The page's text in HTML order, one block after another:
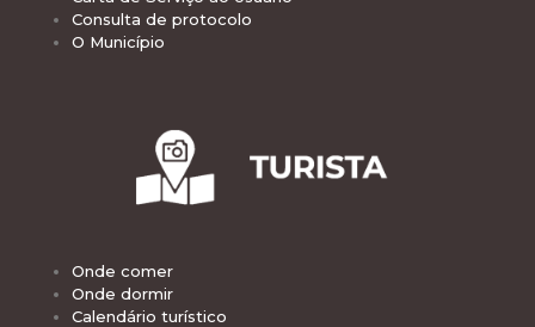
Consulta de protocolo
O Município
Onde comer
Onde dormir
Calendário turístico